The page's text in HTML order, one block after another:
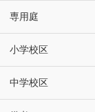
専用庭
小学校区
中学校区